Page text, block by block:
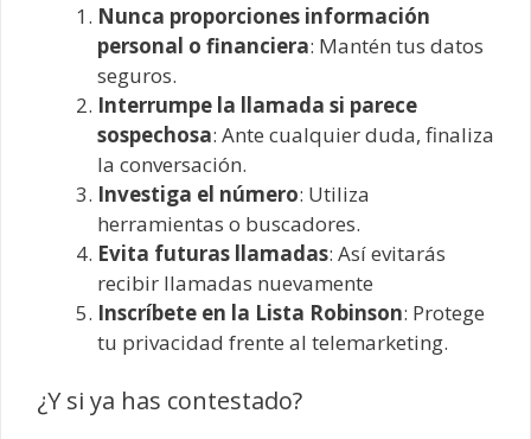
Nunca proporciones información
personal o financiera: Mantén tus datos
seguros.
Interrumpe la llamada si parece
sospechosa: Ante cualquier duda, finaliza
la conversación.
Investiga el número: Utiliza
herramientas o buscadores.
Evita futuras llamadas: Así evitarás
recibir llamadas nuevamente
Inscríbete en la Lista Robinson: Protege
tu privacidad frente al telemarketing.
¿Y si ya has contestado?